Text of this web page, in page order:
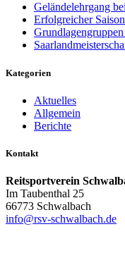
Geländelehrgang
Erfolgreicher
Kategorien
Aktuelles
Allgemein
Berichte
Kontakt
Reitsportverein
Im Taubenthal 25
66773 Schwalbach
info@rsv-schwalbach.de